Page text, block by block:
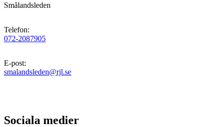
Smålandsleden
Telefon:
072-2087905
E-post:
smalandsleden@rjl.se
Sociala medier